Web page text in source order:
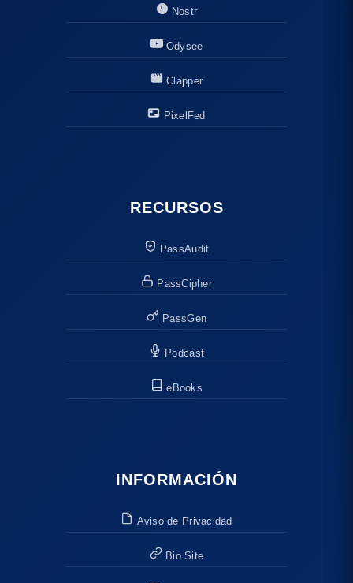
Nostr
Odysee
Clapper
PixelFed
RECURSOS
PassAudit
PassCipher
PassGen
Podcast
eBooks
INFORMACIÓN
Aviso de Privacidad
Bio Site